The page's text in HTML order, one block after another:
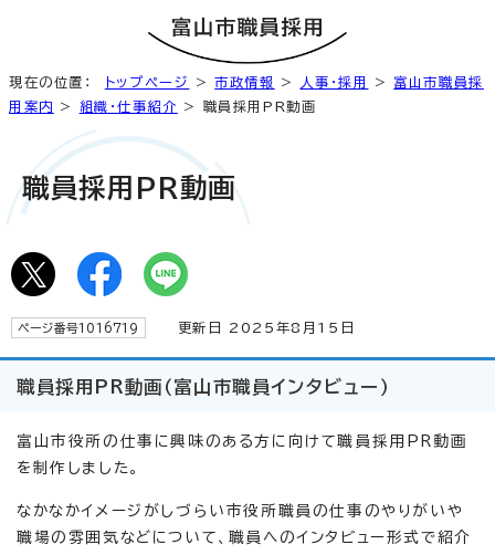
現在の位置： トップページ >市政情報 > 人事・採用 > 富山市職員採
用案内
> 組織・仕事紹介 > 職員採用PR動画
職員採用PR動画
ページ番号1016719 更新日 2025年8月15日
職員採用PR動画（富山市職員インタビュー）
富山市役所の仕事に興味のある方に向けて職員採用PR動画
を制作しました。
なかなかイメージがしづらい市役所職員の仕事のやりがいや
職場の雰囲気などについて、職員へのインタビュー形式で紹介